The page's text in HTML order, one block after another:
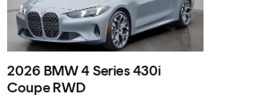
2026 BMW 4 Series 430i
Coupe RWD